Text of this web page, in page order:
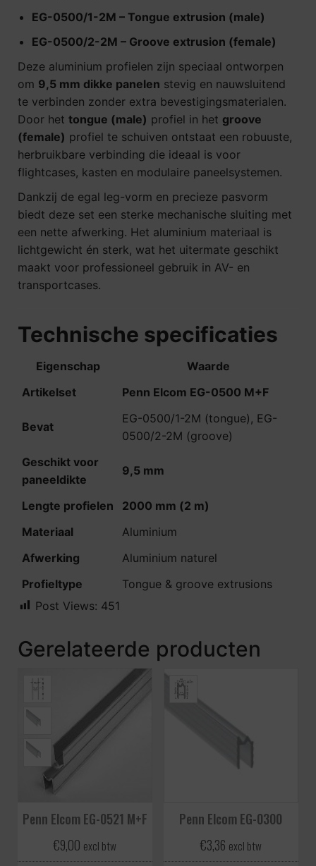
EG-0500/1-2M – Tongue extrusion (male)
EG-0500/2-2M – Groove extrusion (female)
Deze aluminium profielen zijn speciaal ontworpen
om 9,5 mm dikke panelen stevig en nauwsluitend
te verbinden zonder extra bevestigingsmaterialen.
Door het tongue (male) profiel in het groove
(female) profiel te schuiven ontstaat een robuuste,
herbruikbare verbinding die ideaal is voor
flightcases, kasten en modulaire paneelsystemen.
Dankzij de egal leg-vorm en precieze pasvorm
biedt deze set een sterke mechanische sluiting met
een nette afwerking. Het aluminium materiaal is
lichtgewicht én sterk, wat het uitermate geschikt
maakt voor professioneel gebruik in AV- en
transportcases.
Technische specificaties
Eigenschap
Waarde
Artikelset
Penn Elcom EG-0500 M+F
Bevat
EG-0500/1-2M (tongue), EG-
0500/2-2M (groove)
Geschikt voor
paneeldikte
9,5 mm
Lengte profielen
2000 mm (2 m)
Materiaal
Aluminium
Afwerking
Aluminium naturel
Profieltype
Tongue & groove extrusions
Post Views: 451
Gerelateerde producten
Penn Elcom EG-0521 M+F
€9,00 excl btw
Penn Elcom EG-0300
€3,36 excl btw